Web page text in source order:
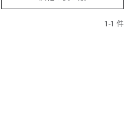
1-1 件